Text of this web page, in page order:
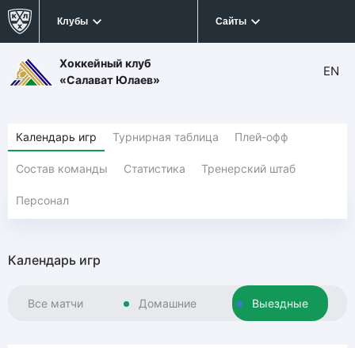
Клубы Сайты
Хоккейный клуб
«Салават Юлаев»
EN
Календарь игр Турнирная таблица Плей-офф
Состав команды Статистика Тренерский штаб
Персонал
Календарь игр
Все матчи Домашние Выездные